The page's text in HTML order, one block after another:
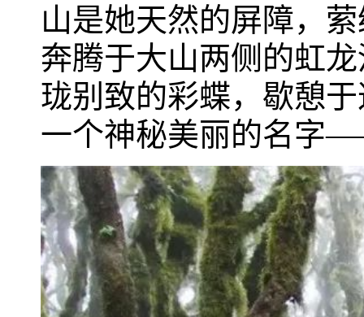
山是她天然的屏障，
奔腾于大山两侧的虹
珑别致的彩蝶，歇憩
一个神秘美丽的名字